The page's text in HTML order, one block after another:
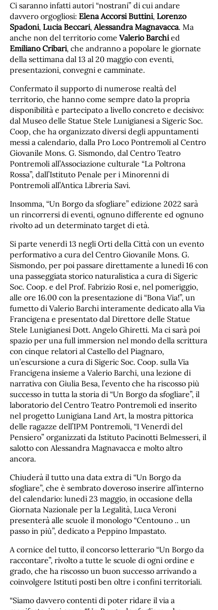
Ci saranno infatti autori “nostrani” di cui andare
davvero orgogliosi: Elena Accorsi Buttini, Lorenzo
Spadoni, Lucia Beccari,Alessandra Magnavacca. Ma
anche non del territorio come Valerio Barchied
Emiliano Cribari, che andranno a popolare le giornate
della settimana dal 13 al 20 maggio con eventi,
presentazioni, convegni e camminate.
Confermato il supporto di numerose realtà del
territorio, che hanno come sempre dato la propria
disponibilità e partecipato a livello concreto e decisivo:
dal Museo delle Statue Stele Lunigianesi a Sigeric Soc.
Coop, che ha organizzato diversi degli appuntamenti
messi a calendario, dalla Pro Loco Pontremoli al Centro
Giovanile Mons. G. Sismondo, dal Centro Teatro
Pontremoli all’Associazione culturale “La Poltrona
Rossa”, dall’Istituto Penale per i Minorenni di
Pontremoli all’Antica Libreria Savi.
Insomma, “Un Borgo da sfogliare” edizione 2022 sarà
un rincorrersi di eventi, ognuno differente ed ognuno
rivolto ad un determinato target di età.
Si parte venerdì 13 negli Orti della Città con un evento
performativo a cura del Centro Giovanile Mons. G.
Sismondo, per poi passare direttamente a lunedì 16 con
una passeggiata storico naturalistica a cura di Sigeric
Soc. Coop. e del Prof. Fabrizio Rosi e, nel pomeriggio,
alle ore 16.00 con la presentazione di “Bona Via!”, un
fumetto di Valerio Barchi interamente dedicato alla Via
Francigena e presentato dal Direttore delle Statue
Stele Lunigianesi Dott. Angelo Ghiretti. Ma ci sarà poi
spazio per una full immersion nel mondo della scrittura
con cinque relatori al Castello del Piagnaro,
un’escursione a cura di Sigeric Soc. Coop. sulla Via
Francigena insieme a Valerio Barchi, una lezione di
narrativa con Giulia Besa, l’evento che ha riscosso più
successo in tutta la storia di “Un Borgo da sfogliare”, il
laboratorio del Centro Teatro Pontremoli ed inserito
nel progetto Lunigiana Land Art, la mostra pittorica
delle ragazze dell’IPM Pontremoli, “I Venerdì del
Pensiero” organizzati da Istituto Pacinotti Belmesseri, il
salotto con Alessandra Magnavacca e molto altro
ancora.
Chiuderà il tutto una data extra di “Un Borgo da
sfogliare”, che è sembrato doveroso inserire all’interno
del calendario: lunedì 23 maggio, in occasione della
Giornata Nazionale per la Legalità, Luca Veroni
presenterà alle scuole il monologo “Centouno .. un
passo in più”, dedicato a Peppino Impastato.
A cornice del tutto, il concorso letterario “Un Borgo da
raccontare”, rivolto a tutte le scuole di ogni ordine e
grado, che ha riscosso un buon successo arrivando a
coinvolgere Istituti posti ben oltre i confini territoriali.
“Siamo davvero contenti di poter ridare il via a